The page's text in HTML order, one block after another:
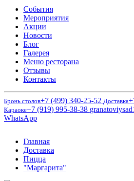
События
Мероприятия
Акции
Новости
Блог
Галерея
Меню ресторана
Отзывы
Контакты
Бронь столов+7 (499) 340-25-52 Доставка
Караоке+7 (919) 995-38-38
WhatsApp
Главная
Доставка
Пицца
"Маргарита"